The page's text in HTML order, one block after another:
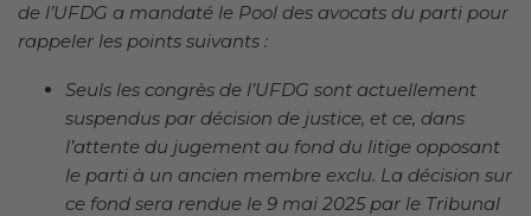
de l’UFDG a mandaté le Pool des avocats du parti pour
rappeler les points suivants :
Seuls les congrès de l’UFDG sont actuellement
suspendus par décision de justice, et ce, dans
l’attente du jugement au fond du litige opposant
le parti à un ancien membre exclu. La décision sur
ce fond sera rendue le 9 mai 2025 par le Tribunal